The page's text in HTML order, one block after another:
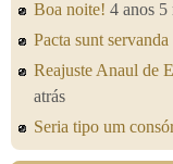
Boa noite! 4 anos 5
Pacta sunt servanda
Reajuste Anaul de
atrás
Seria tipo um